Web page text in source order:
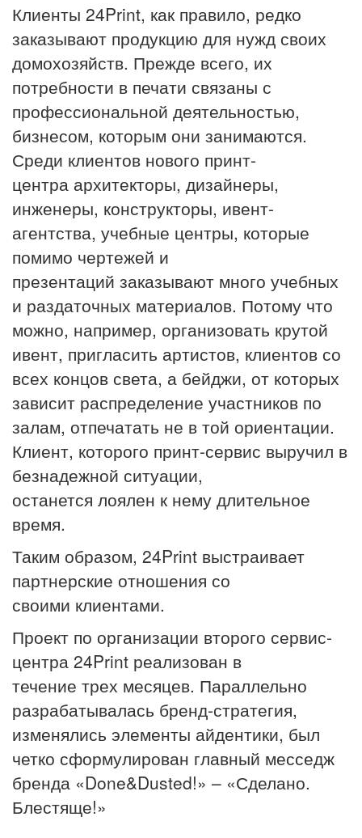
Клиенты 24Print, как правило, редко
заказывают продукцию для нужд своих
домохозяйств. Прежде всего, их
потребности в печати связаны с
профессиональной деятельностью,
бизнесом, которым они занимаются.
Среди клиентов нового принт-
центра архитекторы, дизайнеры,
инженеры, конструкторы, ивент-
агентства, учебные центры, которые
помимо чертежей и
презентаций заказывают много учебных
и раздаточных материалов. Потому что
можно, например, организовать крутой
ивент, пригласить артистов, клиентов со
всех концов света, а бейджи, от которых
зависит распределение участников по
залам, отпечатать не в той ориентации.
Клиент, которого принт-сервис выручил в
безнадежной ситуации,
останется лоялен к нему длительное
время.
Таким образом, 24Print выстраивает
партнерские отношения со
своими клиентами.
Проект по организации второго сервис-
центра 24Print реализован в
течение трех месяцев. Параллельно
разрабатывалась бренд-стратегия,
изменялись элементы айдентики, был
четко сформулирован главный месседж
бренда «Done&Dusted!» – «Сделано.
Блестяще!»